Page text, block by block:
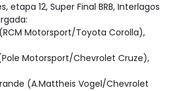
etapa 12, Super Final BRB, Interlagos
Motorsport/Toyota Corolla),
Motorsport/Chevrolet Cruze),
(A.Mattheis Vogel/Chevrolet